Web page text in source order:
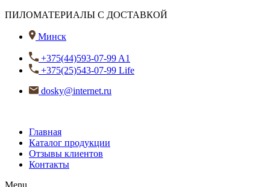
ПИЛОМАТЕРИАЛЫ С ДОСТАВКОЙ
Минск
+375(44)593-07-99 A1
+375(25)543-07-99 Life
dosky@internet.ru
Главная
Каталог продукции
Отзывы клиентов
Контакты
Menu